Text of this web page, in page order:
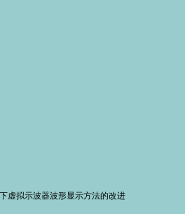
虚拟示波器波形显示方法的改进